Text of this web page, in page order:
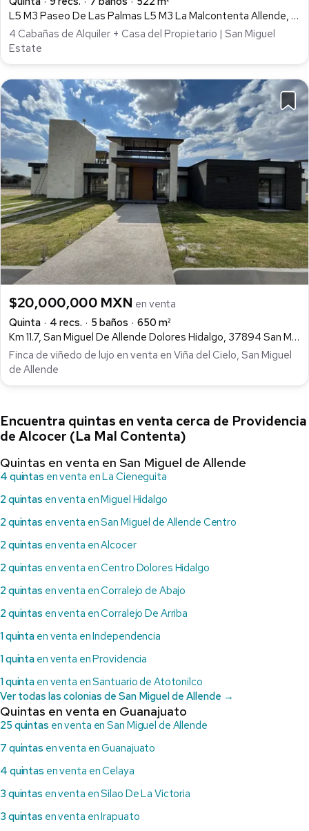
L5 M3 Paseo De Las Palmas L5 M3 La Malcontenta Allende, Guanajuato, Mexico, Providencia, San Miguel de Allende
4 Cabañas de Alquiler + Casa del Propietario | San Miguel
Estate
$20,000,000 MXN en venta
Quinta
4 recs. 5 baños
650 m²
Km 11.7, San Miguel De Allende Dolores Hidalgo, 37894 San Miguel De Allende, Gto., Miguel Hidalgo, San Miguel de Allende
Finca de viñedo de lujo en venta en Viña del Cielo, San Miguel
de Allende
Encuentra quintas en venta cerca de Providencia
de Alcocer (La Mal Contenta)
Quintas en venta en San Miguel de Allende
4 quintas en venta en La Cieneguita
2 quintas en venta en Miguel Hidalgo
2 quintas en venta en San Miguel de Allende Centro
2 quintas en venta en Alcocer
2 quintas en venta en Centro Dolores Hidalgo
2 quintas en venta en Corralejo de Abajo
2 quintas en venta en Corralejo De Arriba
1 quinta en venta en Independencia
1 quinta en venta en Providencia
1 quinta en venta en Santuario de Atotonilco
Ver todas las colonias de San Miguel de Allende →
Quintas en venta en Guanajuato
25 quintas en venta en San Miguel de Allende
7 quintas en venta en Guanajuato
4 quintas en venta en Celaya
3 quintas en venta en Silao De La Victoria
3 quintas en venta en Irapuato